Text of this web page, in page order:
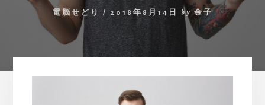
電脳せどり / 2018年8月14日 by 金子